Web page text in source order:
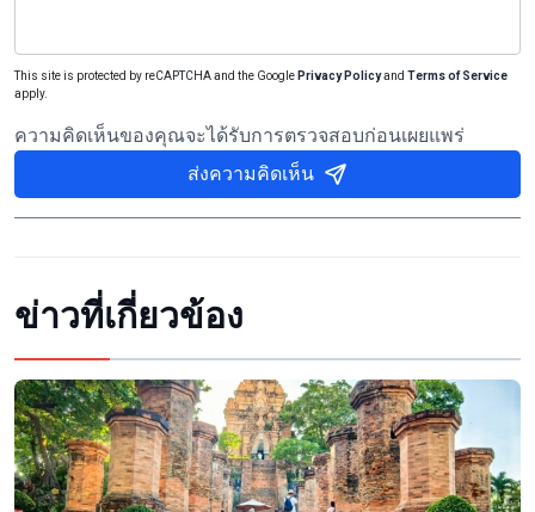
This site is protected by reCAPTCHA and the Google Privacy Policyand Terms of Service
apply.
ความคิดเห็นของคุณจะได้รับการตรวจสอบก่อนเผยแพร่
ส่งความคิดเห็น
ข่าวที่เกี่ยวข้อง